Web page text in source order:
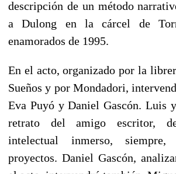
descripción de un método
a Dulong en la cárcel de
enamorados de 1995.
En el acto, organizado por la
Sueños y por Mondadori,
Eva Puyó y Daniel Gascón. Luis
retrato del amigo escritor,
intelectual inmerso, siempre,
proyectos. Daniel Gascón,